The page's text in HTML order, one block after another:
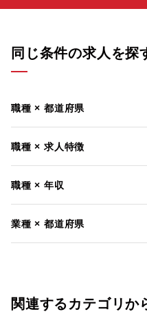
同じ条件の求人を探
職種 × 都道府県
職種 × 求人特徴
職種 × 年収
業種 × 都道府県
関連するカテゴリか